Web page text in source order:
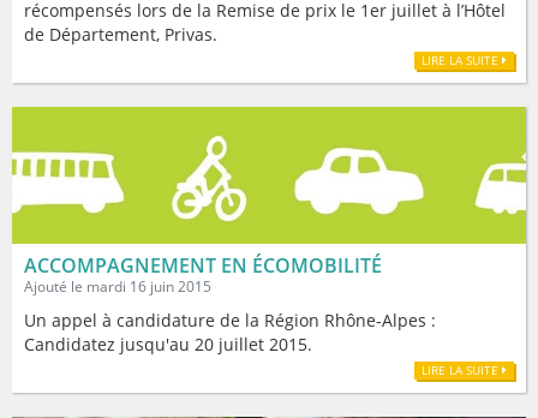
récompensés lors de la Remise de prix le 1er juillet à l’Hôtel
de Département, Privas.
LIRE LA SUITE
ACCOMPAGNEMENT EN ÉCOMOBILITÉ
Ajouté le mardi 16 juin 2015
Un appel à candidature de la Région Rhône-Alpes :
Candidatez jusqu'au 20 juillet 2015.
LIRE LA SUITE